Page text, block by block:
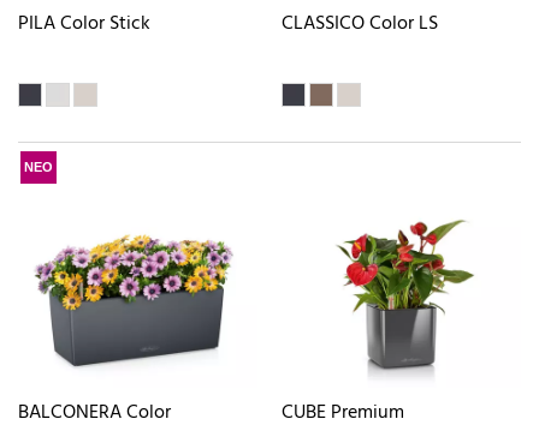
PILA Color Stick CLASSICO Color LS
ΝΕΟ
BALCONERA Color CUBE Premium